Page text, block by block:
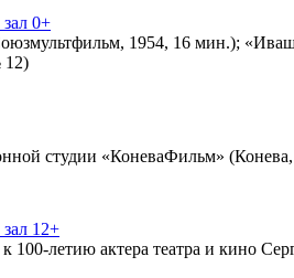
0+
1954, 16 мин.);
12)
студии «КоневаФильм»
12+
100-летию актера театра и кино